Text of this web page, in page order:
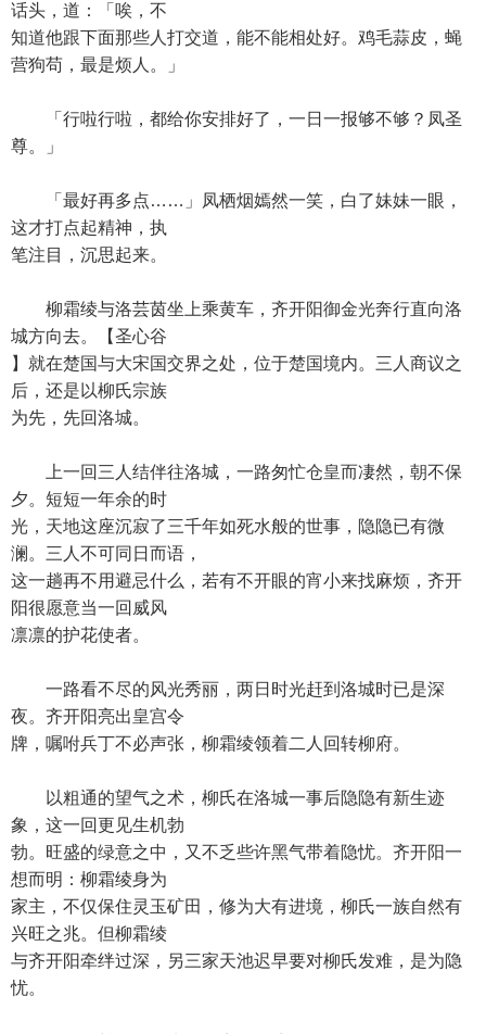
话头，道：「唉，不
知道他跟下面那些人打交道，能不能相处好。鸡毛蒜皮，蝇
营狗苟，最是烦人。」
「行啦行啦，都给你安排好了，一日一报够不够？凤圣
尊。」
「最好再多点……」凤栖烟嫣然一笑，白了妹妹一眼，
这才打点起精神，执
笔注目，沉思起来。
柳霜绫与洛芸茵坐上乘黄车，齐开阳御金光奔行直向洛
城方向去。【圣心谷
】就在楚国与大宋国交界之处，位于楚国境内。三人商议之
后，还是以柳氏宗族
为先，先回洛城。
上一回三人结伴往洛城，一路匆忙仓皇而凄然，朝不保
夕。短短一年余的时
光，天地这座沉寂了三千年如死水般的世事，隐隐已有微
澜。三人不可同日而语，
这一趟再不用避忌什么，若有不开眼的宵小来找麻烦，齐开
阳很愿意当一回威风
凛凛的护花使者。
一路看不尽的风光秀丽，两日时光赶到洛城时已是深
夜。齐开阳亮出皇宫令
牌，嘱咐兵丁不必声张，柳霜绫领着二人回转柳府。
以粗通的望气之术，柳氏在洛城一事后隐隐有新生迹
象，这一回更见生机勃
勃。旺盛的绿意之中，又不乏些许黑气带着隐忧。齐开阳一
想而明：柳霜绫身为
家主，不仅保住灵玉矿田，修为大有进境，柳氏一族自然有
兴旺之兆。但柳霜绫
与齐开阳牵绊过深，另三家天池迟早要对柳氏发难，是为隐
忧。